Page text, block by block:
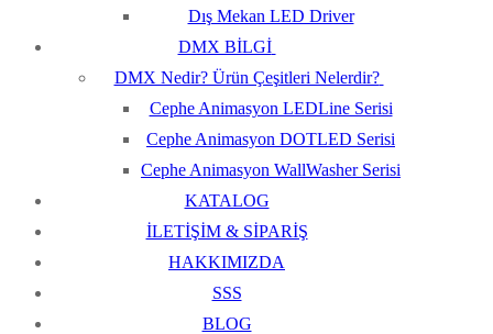
Dış Mekan LED Driver
DMX BİLGİ
DMX Nedir? Ürün Çeşitleri Nelerdir?
Cephe Animasyon LEDLine Serisi
Cephe Animasyon DOTLED Serisi
Cephe Animasyon WallWasher Serisi
KATALOG
İLETİŞİM & SİPARİŞ
HAKKIMIZDA
SSS
BLOG